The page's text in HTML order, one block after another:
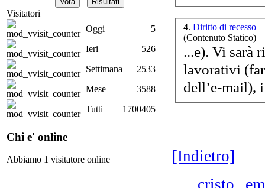
Il
Visitatori
Oggi
5
Ieri
526
Settimana
2533
Mese
3588
Tutti
1700405
Chi e' online
Abbiamo 1 visitatore online
4. Diritto di recesso
(Contenuto Statico)
...e). Vi sarà
lavorativi
dell’e-mail),
[Indietro]
cristo